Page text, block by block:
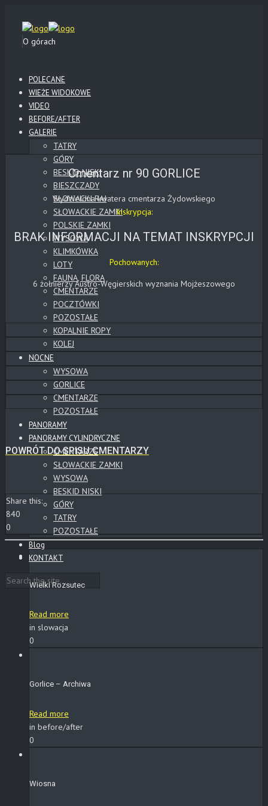
O górach
POLECANE
WIEŻE WIDOKOWE
VIDEO
BEFORE/AFTER
GALERIE
TATRY
GÓRY
BESKID NISKI
BIESZCZADY
SŁOWACKI RAJ
SŁOWACKIE ZAMKI
POLSKIE ZAMKI
WYSOWA
KLIMKÓWKA
LOTY
FAUNA, FLORA
CMENTARZE
POCZTÓWKI
POZOSTAŁE
KOPALNIE ROPY
KOLEJ
NOCNE
WYSOWA
GORLICE
CMENTARZE
POZOSTAŁE
PANORAMY
PANORAMY CYLINDRYCZNE
CMENTARZE
SŁOWACKIE ZAMKI
WYSOWA
BESKID NISKI
GÓRY
TATRY
POZOSTAŁE
Blog
KONTAKT
Cmentarz nr 90 GORLICE
Wydzielona kwatera cmentarza Żydowskiego
Inskrypcja:
BRAK INFORMACJI NA TEMAT INSKRYPCJI
Pochowanych:
6 żołnierzy Austro-Węgierskich wyznania Mojżeszowego
POWRÓT DO SPISU CMENTARZY
Share this:
840
0
Wielki Rozsutec
Read more
in slowacja
0
Gorlice – Archiwa
Read more
in before/after
0
Wiosna